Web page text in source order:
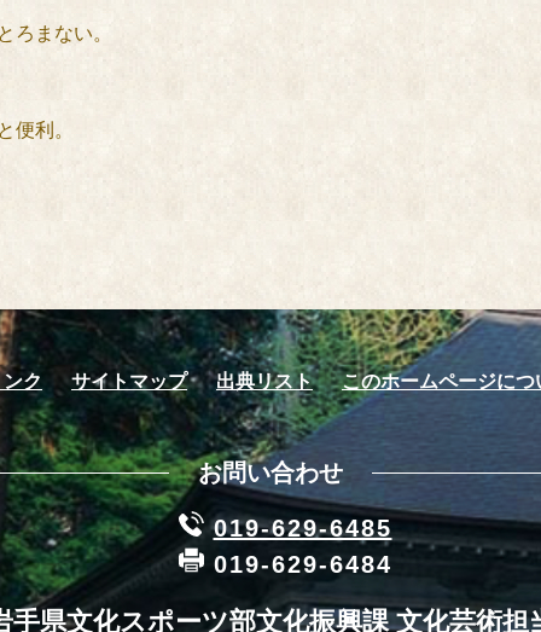
ろまない。
便利。
ク サイトマップ 出典リスト このホームページにつ
お問い合わせ
019-629-6485
019-629-6484
手県文化スポーツ部文化振興課 文化芸術担